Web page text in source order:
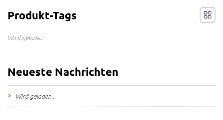
Produkt-Tags
Wird geladen...
Neueste Nachrichten
Wird geladen...